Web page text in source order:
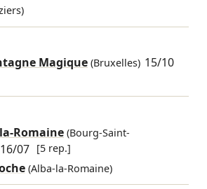
Magique(Bruxelles) 15/10
Romaine(Bourg-Saint-
16/07 [5 rep.]
(Alba-la-Romaine)